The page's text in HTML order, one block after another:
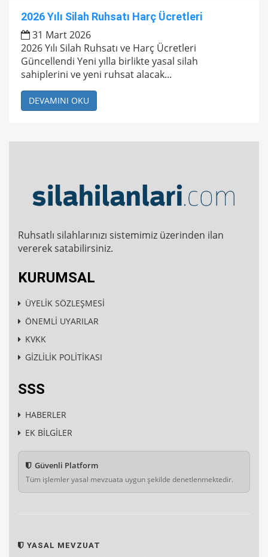
2026 Yılı Silah Ruhsatı Harç Ücretleri
31 Mart 2026
2026 Yılı Silah Ruhsatı ve Harç Ücretleri
Güncellendi Yeni yılla birlikte yasal silah
sahiplerini ve yeni ruhsat alacak...
DEVAMINI OKU
Ruhsatlı silahlarınızı sistemimiz üzerinden ilan
vererek satabilirsiniz.
KURUMSAL
ÜYELİK SÖZLEŞMESİ
ÖNEMLİ UYARILAR
KVKK
GİZLİLİK POLİTİKASI
SSS
HABERLER
EK BİLGİLER
Güvenli Platform
Tüm işlemler yasal mevzuata uygun şekilde denetlenmektedir.
YASAL MEVZUAT